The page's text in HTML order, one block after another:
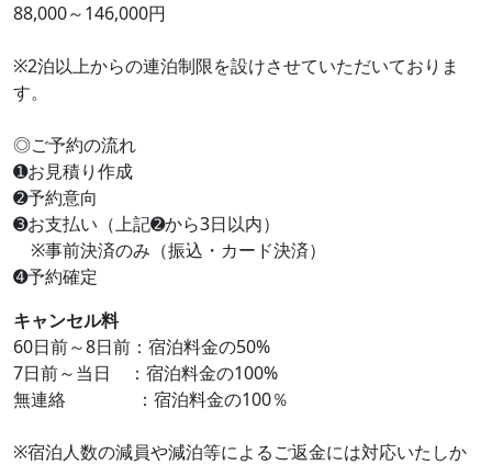
88,000～146,000円
※2泊以上からの連泊制限を設けさせていただいておりま
す。
◎ご予約の流れ
➊お見積り作成
➋予約意向
➌お支払い（上記➋から3日以内）
※事前決済のみ（振込・カード決済）
➍予約確定
キャンセル料
60日前～8日前：宿泊料金の50%
7日前～当日 ：宿泊料金の100%
無連絡 ：宿泊料金の100％
※宿泊人数の減員や減泊等によるご返金には対応いたしか